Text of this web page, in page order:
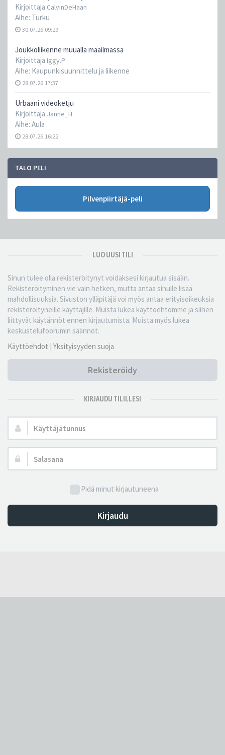
Kirjoittaja CalvinDeHaan
Aihe: Turku
30.07.26 09:29
Joukkoliikenne muualla maailmassa
Kirjoittaja Iggy.P
Aihe: Kaupunkisuunnittelu ja liikenne
28.07.26 17:37
Urbaani videoketju
Kirjoittaja Janne_H
Aihe: Aula
28.07.26 16:22
TALO PELI
Pilvenpiirtäjä-peli
LUO UUSI TILI
Sinun tulee olla rekisteröitynyt voidaksesi kirjautua sisään.
Rekisteröityminen vie vain hetken, mutta antaa sinulle lisää
mahdollisuuksia. Sivuston ylläpitäjä voi myös antaa erityisoikeuksia
rekisteröityneille käyttäjille. Muista lukea käyttöehtomme ja siihen
liittyvät käytännöt ennen kirjautumista. Muista myös lukea
keskustelufoorumin säännöt.
Käyttöehdot | Yksityisyyden suoja
Rekisteröidy
KIRJAUDU TILILLESI
Käyttäjätunnus:
Salasana:
Pidä minut kirjautuneena
Kirjaudu